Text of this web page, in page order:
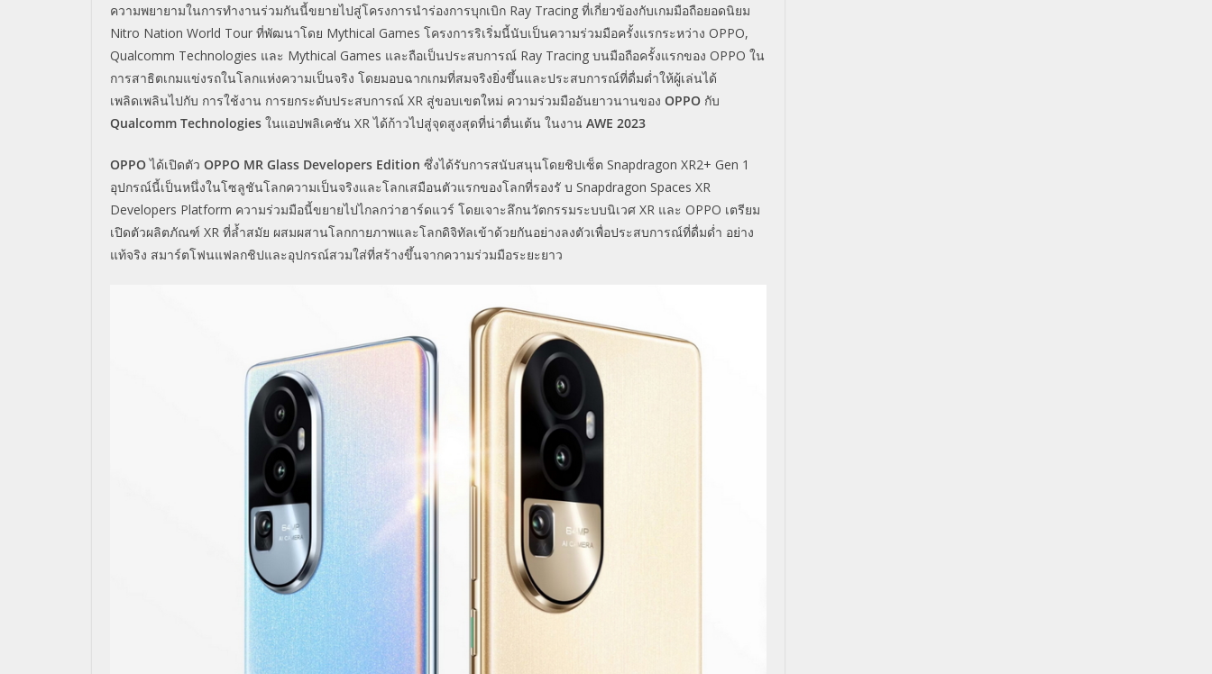
ความพยายามในการทำงานร่วมกันนี้ขยายไปสู่โครงการนำร่องการบุกเบิก Ray Tracing ที่เกี่ยวข้องกับเกมมือถือยอดนิยม
Nitro Nation World Tour ที่พัฒนาโดย Mythical Games โครงการริเริ่มนี้นับเป็นความร่วมมือครั้งแรกระหว่าง OPPO,
Qualcomm Technologies และ Mythical Games และถือเป็นประสบการณ์ Ray Tracing บนมือถือครั้งแรกของ OPPO ใน
การสาธิตเกมแข่งรถในโลกแห่งความเป็นจริง โดยมอบฉากเกมที่สมจริงยิ่งขึ้นและประสบการณ์ที่ดื่มด่ำให้ผู้เล่นได้
เพลิดเพลินไปกับ การใช้งาน การยกระดับประสบการณ์ XR สู่ขอบเขตใหม่ ความร่วมมืออันยาวนานของ OPPO กับ
Qualcomm Technologies ในแอปพลิเคชัน XR ได้ก้าวไปสู่จุดสูงสุดที่น่าตื่นเต้น ในงาน AWE 2023
OPPOได้เปิดตัว OPPO MR Glass Developers Edition ซึ่งได้รับการสนับสนุนโดยชิปเซ็ต Snapdragon XR2+ Gen 1
อุปกรณ์นี้เป็นหนึ่งในโซลูชันโลกความเป็นจริงและโลกเสมือนตัวแรกของโลกที่รองรั บ Snapdragon Spaces XR
Developers Platform ความร่วมมือนี้ขยายไปไกลกว่าฮาร์ดแวร์ โดยเจาะลึกนวัตกรรมระบบนิเวศ XR และ OPPO เตรียม
เปิดตัวผลิตภัณฑ์ XR ที่ล้ำสมัย ผสมผสานโลกกายภาพและโลกดิจิทัลเข้าด้วยกันอย่างลงตัวเพื่อประสบการณ์ที่ดื่มด่ำ อย่าง
แท้จริง สมาร์ตโฟนแฟลกชิปและอุปกรณ์สวมใส่ที่สร้างขึ้นจากความร่วมมือระยะยาว